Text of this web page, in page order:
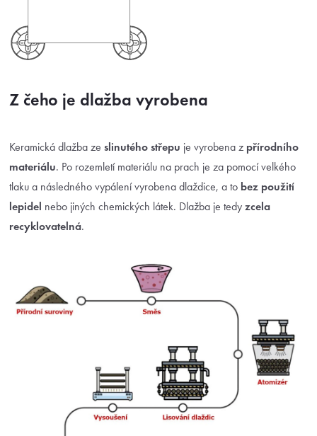
Z čeho je dlažba vyrobena
Keramická dlažba ze slinutého střepu je vyrobena z přírodního
materiálu. Po rozemletí materiálu na prach je za pomocí velkého
tlaku a následného vypálení vyrobena dlaždice, a to bez použití
lepidel nebo jiných chemických látek. Dlažba je tedy zcela
recyklovatelná.